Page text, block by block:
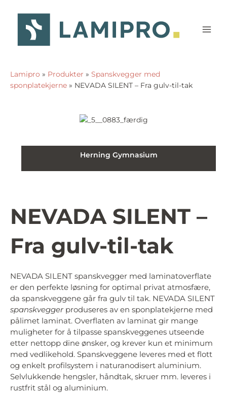
innholdet
Lamipro » Produkter » Spanskvegger med
sponplatekjerne » NEVADA SILENT – Fra gulv-til-tak
Herning Gymnasium
NEVADA SILENT –
Fra gulv-til-tak
NEVADA SILENT spanskvegger med laminatoverflate
er den perfekte løsning for optimal privat atmosfære,
da spanskveggene går fra gulv til tak. NEVADA SILENT
spanskvegger produseres av en sponplatekjerne med
pålimet laminat. Overflaten av laminat gir mange
muligheter for å tilpasse spanskveggenes utseende
etter nettopp dine ønsker, og krever kun et minimum
med vedlikehold. Spanskveggene leveres med et flott
og enkelt profilsystem i naturanodisert aluminium.
Selvlukkende hengsler, håndtak, skruer mm. leveres i
rustfrit stål og aluminium.